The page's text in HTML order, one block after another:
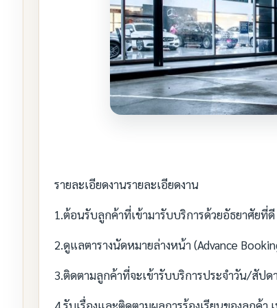
รายละเอียดงานรายละเอียดงาน
1.ต้อนรับลูกค้าที่เข้ามารับบริการด้วยอัธยาศัยที่ดี
2.ดูแลตารางนัดหมายล่างหน้า (Advance
3.ติดตามลูกค้าที่จะเข้ารับบริการประจำวัน/สัปด